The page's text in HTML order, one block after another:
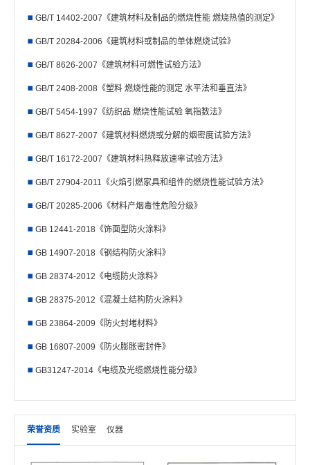
GB/T 14402-2007《建筑材料及制品的燃烧性能 燃烧热值的测定》
GB/T 20284-2006《建筑材料或制品的单体燃烧试验》
GB/T 8626-2007《建筑材料可燃性试验方法》
GB/T 2408-2008《塑料 燃烧性能的测定 水平法和垂直法》
GB/T 5454-1997《纺织品 燃烧性能试验 氧指数法》
GB/T 8627-2007《建筑材料燃烧或分解的烟密度试验方法》
GB/T 16172-2007《建筑材料热释放速率试验方法》
GB/T 27904-2011《火焰引燃家具和组件的燃烧性能试验方法》
GB/T 20285-2006《材料产烟毒性危险分级》
GB 12441-2018《饰面型防火涂料》
GB 14907-2018《钢结构防火涂料》
GB 28374-2012《电缆防火涂料》
GB 28375-2012《混凝土结构防火涂料》
GB 23864-2009《防火封堵材料》
GB 16807-2009《防火膨胀密封件》
GB31247-2014《电缆及光缆燃烧性能分级》
荣誉资质 实验室 仪器